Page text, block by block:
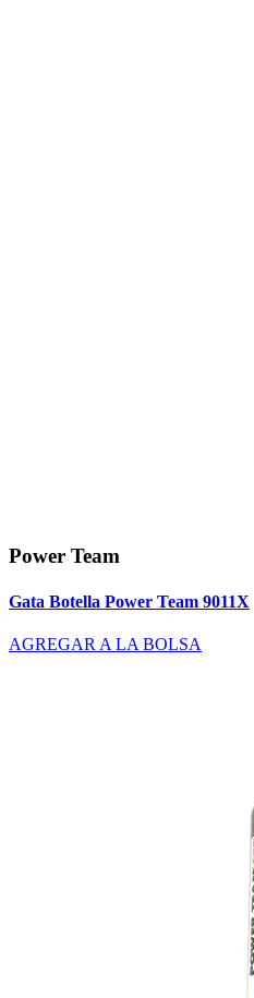
Power Team
Gata Botella Power Team 9011X
AGREGAR A LA BOLSA